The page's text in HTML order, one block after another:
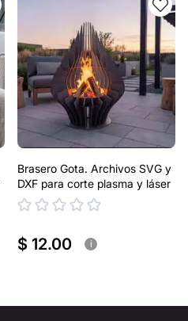
Brasero Gota. Archivos SVG y
DXF para corte plasma y láser
$ 12.00 i